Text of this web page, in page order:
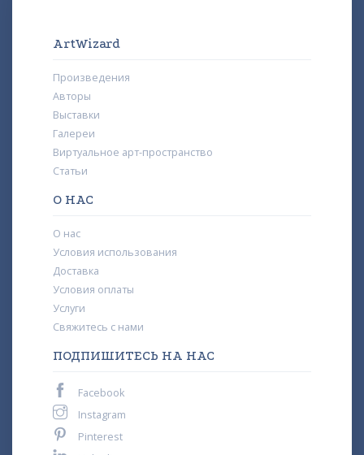
ArtWizard
Произведения
Авторы
Выставки
Галереи
Виртуальное арт-пространство
Статьи
О НАС
О нас
Условия использования
Доставка
Условия оплаты
Услуги
Свяжитесь с нами
ПОДПИШИТЕСЬ НА НАС
Facebook
Instagram
Pinterest